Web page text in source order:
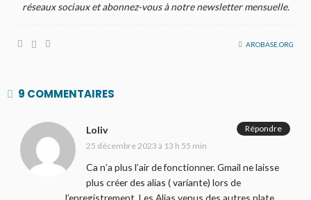
réseaux sociaux et abonnez-vous à notre newsletter mensuelle.
AROBASE.ORG
9 COMMENTAIRES
Loliv
25 décembre 2023 à 13 h 55 min
Ca n’a plus l’air de fonctionner. Gmail ne laisse
plus créer des alias ( variante) lors de
Répondre